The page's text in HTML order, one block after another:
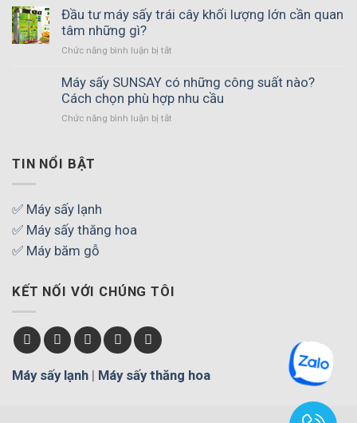
Đầu tư máy sấy trái cây khối lượng lớn cần quan
tâm những gì?
Chức năng bình luận bị tắt
tư
máy
sấy
Máy sấy SUNSAY có những công suất nào?
Cách chọn phù hợp nhu cầu
Chức năng bình luận bị tắt
hợp
TIN NỔI BẬT
✅ Máy sấy lạnh
✅ Máy sấy thăng hoa
✅ Máy băm gỗ
KẾT NỐI VỚI CHÚNG TÔI
Máy sấy lạnh | Máy sấy thăng hoa